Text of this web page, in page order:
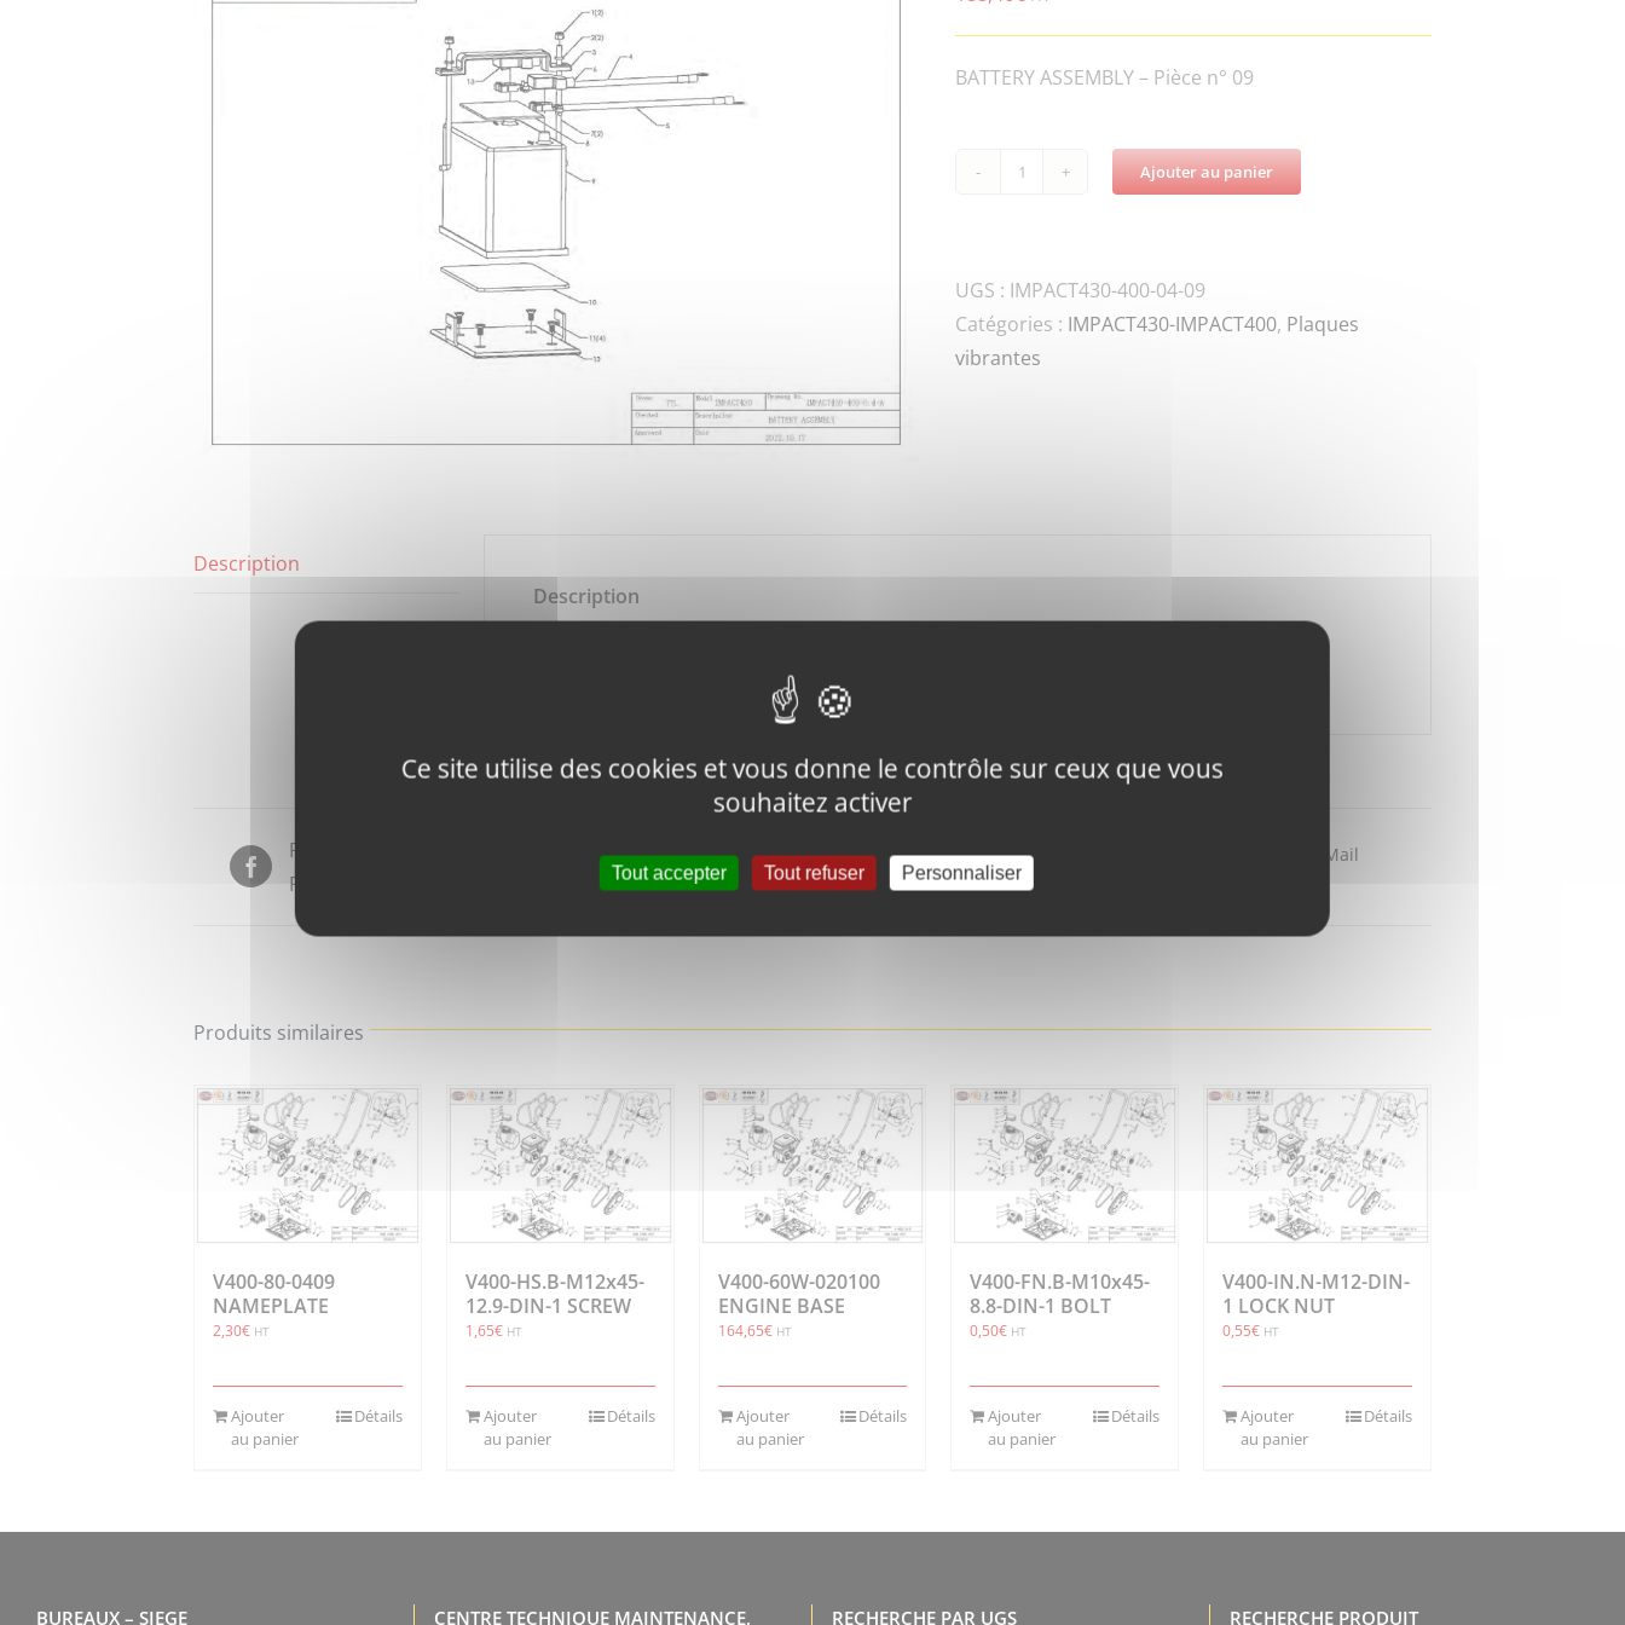
BATTERY ASSEMBLY – Pièce n° 09
quantité
400-
58-
A
Ajouter au panier
UGS : IMPACT430-400-04-09
Catégories : IMPACT430-IMPACT400, Plaques
vibrantes
Description
Description
Partager sur
Facebook
Tweeter ce
produit
Épingler ce
produit
Partager par Mail
Produits similaires
V400-80-0409
NAMEPLATE
2,30€ HT
Ajouter
au panier
Détails
V400-HS.B-M12x45-
12.9-DIN-1 SCREW
1,65€ HT
Ajouter
au panier
Détails
V400-60W-020100
ENGINE BASE
164,65€ HT
Ajouter
au panier
Détails
V400-FN.B-M10x45-
8.8-DIN-1 BOLT
0,50€ HT
Ajouter
au panier
Détails
V400-IN.N-M12-DIN-
1 LOCK NUT
0,55€ HT
Ajouter
au panier
Détails
BUREAUX – SIEGE CENTRE TECHNIQUE MAINTENANCE, RECHERCHE PAR UGS RECHERCHE PRODUIT
Ce site utilise des cookies et vous donne le contrôle sur ceux que vous
souhaitez activer
Tout accepter Tout refuser Personnaliser